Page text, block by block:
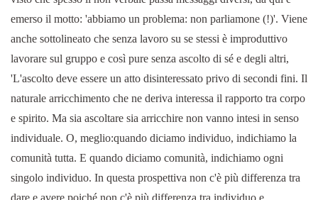
emerso il motto: 'abbiamo un problema: non parliamone (!)'. Viene
anche sottolineato che senza lavoro su se stessi è improduttivo
lavorare sul gruppo e così pure senza ascolto di sé e degli altri,
'L'ascolto deve essere un atto disinteressato privo di secondi fini. Il
naturale arricchimento che ne deriva interessa il rapporto tra corpo
e spirito. Ma sia ascoltare sia arricchire non vanno intesi in senso
individuale. O, meglio:quando diciamo individuo, indichiamo la
comunità tutta. E quando diciamo comunità, indichiamo ogni
singolo individuo. In questa prospettiva non c'è più differenza tra